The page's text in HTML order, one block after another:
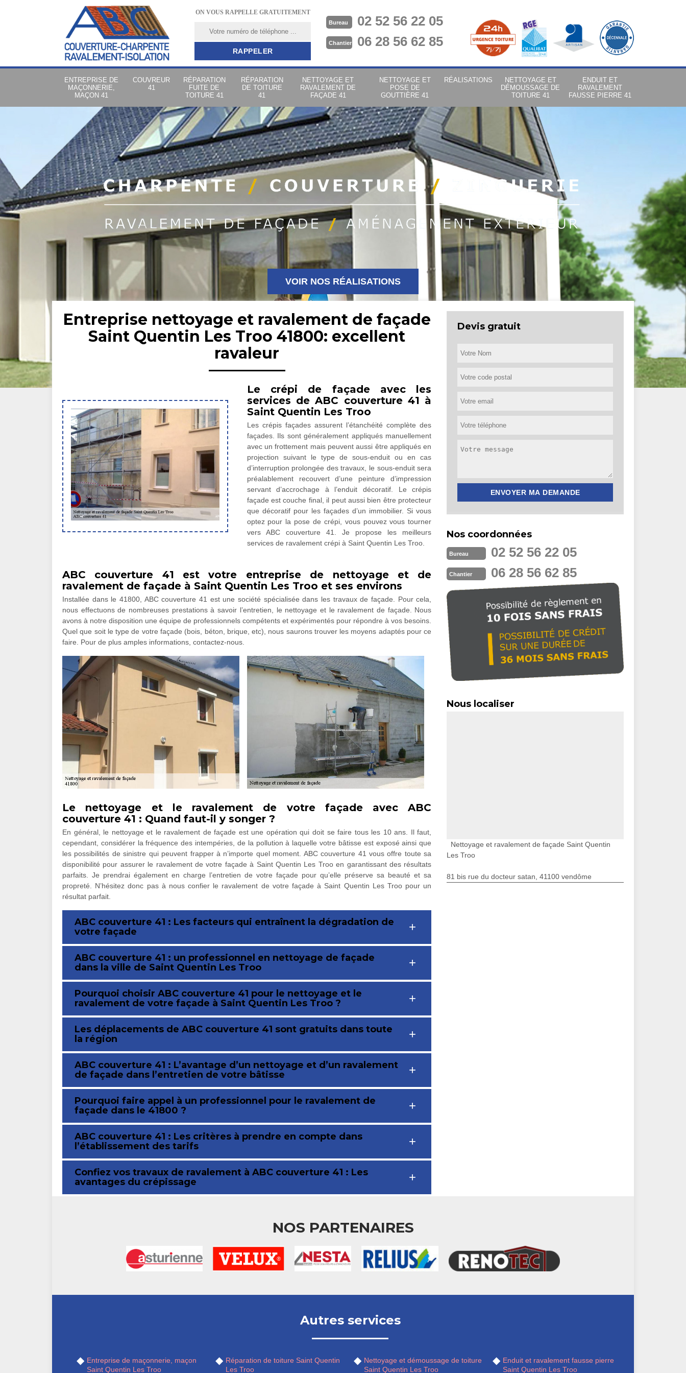
ON VOUS RAPPELLE GRATUITEMENT
Bureau 02 52 56 22 05
Chantier 06 28 56 62 85
ENTREPRISE DE
MAÇONNERIE,
MAÇON 41
COUVREUR
41
RÉPARATION
FUITE DE
TOITURE 41
RÉPARATION
DE TOITURE
41
NETTOYAGE ET
RAVALEMENT DE
FAÇADE 41
NETTOYAGE ET
POSE DE
GOUTTIÈRE 41
RÉALISATIONS
NETTOYAGE ET
DÉMOUSSAGE DE
TOITURE 41
ENDUIT ET
RAVALEMENT
FAUSSE PIERRE 41
VOIR NOS RÉALISATIONS
Entreprise nettoyage et ravalement de façade
Saint Quentin Les Troo 41800: excellent
ravaleur
Le crépi de façade avec les
services de ABC couverture 41 à
Saint Quentin Les Troo
Les crépis façades assurent l’étanchéité complète des
façades. Ils sont généralement appliqués manuellement
avec un frottement mais peuvent aussi être appliqués en
projection suivant le type de sous-enduit ou en cas
d’interruption prolongée des travaux, le sous-enduit sera
préalablement recouvert d’une peinture d’impression
servant d’accrochage à l’enduit décoratif. Le crépis
façade est couche final, il peut aussi bien être protecteur
que décoratif pour les façades d’un immobilier. Si vous
optez pour la pose de crépi, vous pouvez vous tourner
vers ABC couverture 41. Je propose les meilleurs
services de ravalement crépi à Saint Quentin Les Troo.
ABC couverture 41 est votre entreprise de nettoyage et de
ravalement de façade à Saint Quentin Les Troo et ses environs
Installée dans le 41800, ABC couverture 41 est une société spécialisée dans les travaux de façade. Pour cela,
nous effectuons de nombreuses prestations à savoir l’entretien, le nettoyage et le ravalement de façade. Nous
avons à notre disposition une équipe de professionnels compétents et expérimentés pour répondre à vos besoins.
Quel que soit le type de votre façade (bois, béton, brique, etc), nous saurons trouver les moyens adaptés pour ce
faire. Pour de plus amples informations, contactez-nous.
Le nettoyage et le ravalement de votre façade avec ABC
couverture 41 : Quand faut-il y songer ?
En général, le nettoyage et le ravalement de façade est une opération qui doit se faire tous les 10 ans. Il faut,
cependant, considérer la fréquence des intempéries, de la pollution à laquelle votre bâtisse est exposé ainsi que
les possibilités de sinistre qui peuvent frapper à n’importe quel moment. ABC couverture 41 vous offre toute sa
disponibilité pour assurer le ravalement de votre façade à Saint Quentin Les Troo en garantissant des résultats
parfaits. Je prendrai également en charge l’entretien de votre façade pour qu’elle préserve sa beauté et sa
propreté. N’hésitez donc pas à nous confier le ravalement de votre façade à Saint Quentin Les Troo pour un
résultat parfait.
ABC couverture 41 : Les facteurs qui entraînent la dégradation de
votre façade
ABC couverture 41 : un professionnel en nettoyage de façade
dans la ville de Saint Quentin Les Troo
Pourquoi choisir ABC couverture 41 pour le nettoyage et le
ravalement de votre façade à Saint Quentin Les Troo ?
Les déplacements de ABC couverture 41 sont gratuits dans toute
la région
ABC couverture 41 : L’avantage d’un nettoyage et d’un ravalement
de façade dans l’entretien de votre bâtisse
Pourquoi faire appel à un professionnel pour le ravalement de
façade dans le 41800 ?
ABC couverture 41 : Les critères à prendre en compte dans
l’établissement des tarifs
Confiez vos travaux de ravalement à ABC couverture 41 : Les
avantages du crépissage
Devis gratuit
Nos coordonnées
Bureau 02 52 56 22 05
Chantier 06 28 56 62 85
Nous localiser
Nettoyage et ravalement de façade Saint Quentin
Les Troo
81 bis rue du docteur satan, 41100 vendôme
NOS PARTENAIRES
Autres services
Entreprise de maçonnerie, maçon
Saint Quentin Les Troo
Réparation de toiture Saint Quentin
Les Troo
Nettoyage et démoussage de toiture
Saint Quentin Les Troo
Enduit et ravalement fausse pierre
Saint Quentin Les Troo